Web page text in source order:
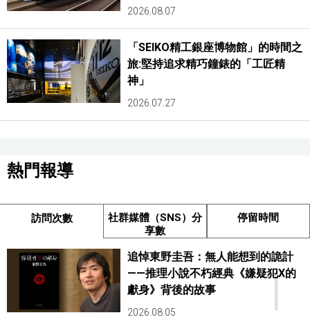
2026.08.07
「SEIKO精工銀座博物館」的時間之
旅:堅持追求精巧鐘錶的「工匠精
神」
2026.07.27
熱門報導
訪問次數
社群媒體（SNS）分
享數
停留時間
1
追悼東野圭吾：無人能想到的詭計
——推理小說不朽經典《嫌疑犯X的
獻身》背後的故事
2026.08.05